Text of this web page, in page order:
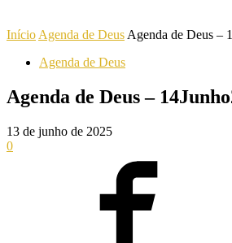
Início Agenda de Deus Agenda de Deus –
Agenda de Deus
Agenda de Deus –
13 de junho de 2025
0